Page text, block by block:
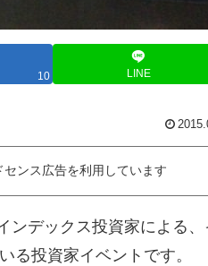
10 LINE
ンス広告を利用しています
ンデックス投資家による
る投資家イベントです。